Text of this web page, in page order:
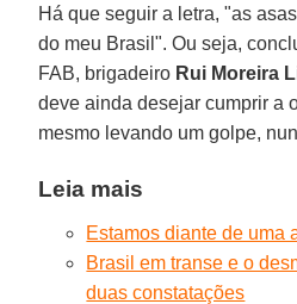
Há que seguir a letra, "as
do meu Brasil". Ou seja,
FAB, brigadeiro Rui Moreira
deve ainda desejar cumprir a
mesmo levando um golpe,
Leia mais
Estamos diante de uma
Brasil em transe e o
duas constatações